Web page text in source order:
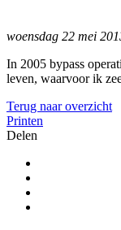
woensdag 22 mei
In 2005 bypass
leven, waarvoor ik
Terug naar overzicht
Printen
Delen